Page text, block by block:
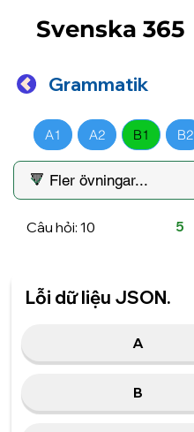
Svenska 365
Grammatik
A1 A2 B1 B2
Câu hỏi: 10 5
Lỗi dữ liệu JSON.
A
B